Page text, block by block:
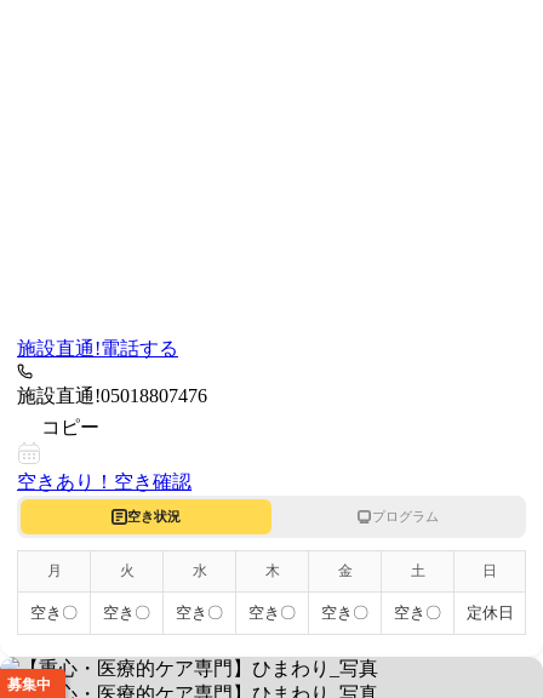
施設直通!電話する
施設直通!05018807476
コピー
空きあり！ 空き確認
空き状況 プログラム
月 火 水 木 金 土 日
空き〇 空き〇 空き〇 空き〇 空き〇 空き〇 定休日
募集中